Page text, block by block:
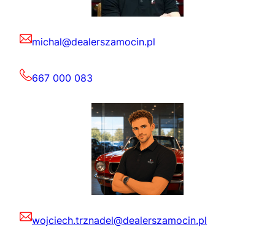
michal@dealerszamocin.pl
667 000 083
wojciech.trznadel@dealerszamocin.pl